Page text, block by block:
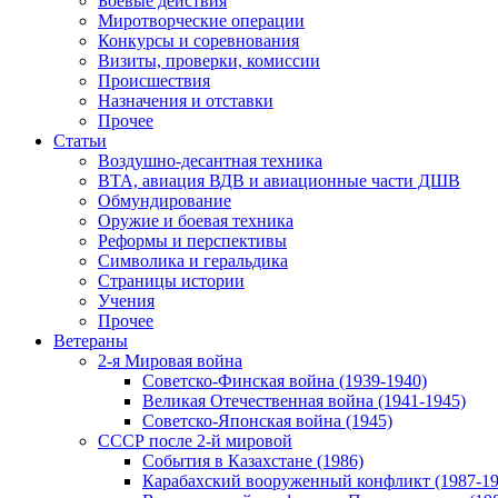
Миротворческие операции
Конкурсы и соревнования
Визиты, проверки, комиссии
Происшествия
Назначения и отставки
Прочее
Статьи
Воздушно-десантная техника
ВТА, авиация ВДВ и авиационные части ДШВ
Обмундирование
Оружие и боевая техника
Реформы и перспективы
Символика и геральдика
Страницы истории
Учения
Прочее
Ветераны
2-я Мировая война
Советско-Финская война (1939-1940)
Великая Отечественная война (1941-1945)
Советско-Японская война (1945)
СССР после 2-й мировой
События в Казахстане (1986)
Карабахский вооруженный конфликт (1987-